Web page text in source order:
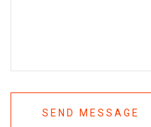
SEND MESSAGE